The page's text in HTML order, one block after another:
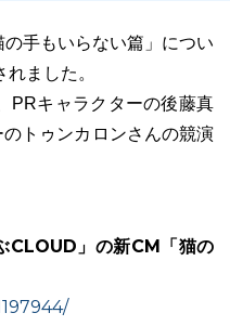
の手もいらない篇」につい
ました。
PRキャラクターの後藤真
トゥンカロンさんの競演
CLOUD」の新CM「猫の